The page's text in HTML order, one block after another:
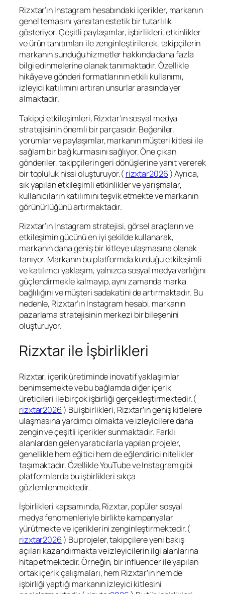
Rizxtar’ın Instagram hesabındaki içerikler, markanın
genel temasını yansıtan estetik bir tutarlılık
gösteriyor. Çeşitli paylaşımlar, işbirlikleri, etkinlikler
ve ürün tanıtımları ile zenginleştirilerek, takipçilerin
markanın sunduğu hizmetler hakkında daha fazla
bilgi edinmelerine olanak tanımaktadır. Özellikle
hikâye ve gönderi formatlarının etkili kullanımı,
izleyici katılımını artıran unsurlar arasında yer
almaktadır.
Takipçi etkileşimleri, Rizxtar’ın sosyal medya
stratejisinin önemli bir parçasıdır. Beğeniler,
yorumlar ve paylaşımlar, markanın müşteri kitlesi ile
sağlam bir bağ kurmasını sağlıyor. Öne çıkan
gönderiler, takipçilerin geri dönüşlerine yanıt vererek
bir topluluk hissi oluşturuyor.( rizxtar2026 ) Ayrıca,
sık yapılan etkileşimli etkinlikler ve yarışmalar,
kullanıcıların katılımını teşvik etmekte ve markanın
görünürlüğünü artırmaktadır.
Rizxtar’ın Instagram stratejisi, görsel araçların ve
etkileşimin gücünü en iyi şekilde kullanarak,
markanın daha geniş bir kitleye ulaşmasına olanak
tanıyor. Markanın bu platformda kurduğu etkileşimli
ve katılımcı yaklaşım, yalnızca sosyal medya varlığını
güçlendirmekle kalmayıp, aynı zamanda marka
bağlılığını ve müşteri sadakatini de artırmaktadır. Bu
nedenle, Rizxtar’ın Instagram hesabı, markanın
pazarlama stratejisinin merkezi bir bileşenini
oluşturuyor.
Rizxtar ile İşbirlikleri
Rizxtar, içerik üretiminde inovatif yaklaşımlar
benimsemekte ve bu bağlamda diğer içerik
üreticileri ile birçok işbirliği gerçekleştirmektedir.(
rizxtar2026 ) Bu işbirlikleri, Rizxtar’ın geniş kitlelere
ulaşmasına yardımcı olmakta ve izleyicilere daha
zengin ve çeşitli içerikler sunmaktadır. Farklı
alanlardan gelen yaratıcılarla yapılan projeler,
genellikle hem eğitici hem de eğlendirici nitelikler
taşımaktadır. Özellikle YouTube ve Instagram gibi
platformlarda bu işbirlikleri sıkça
gözlemlenmektedir.
İşbirlikleri kapsamında, Rizxtar, popüler sosyal
medya fenomenleriyle birlikte kampanyalar
yürütmekte ve içeriklerini zenginleştirmektedir.(
rizxtar2026 ) Bu projeler, takipçilere yeni bakış
açıları kazandırmakta ve izleyicilerin ilgi alanlarına
hitap etmektedir. Örneğin, bir influencer ile yapılan
ortak içerik çalışmaları, hem Rizxtar’ın hem de
işbirliği yaptığı markanın izleyici kitlesini